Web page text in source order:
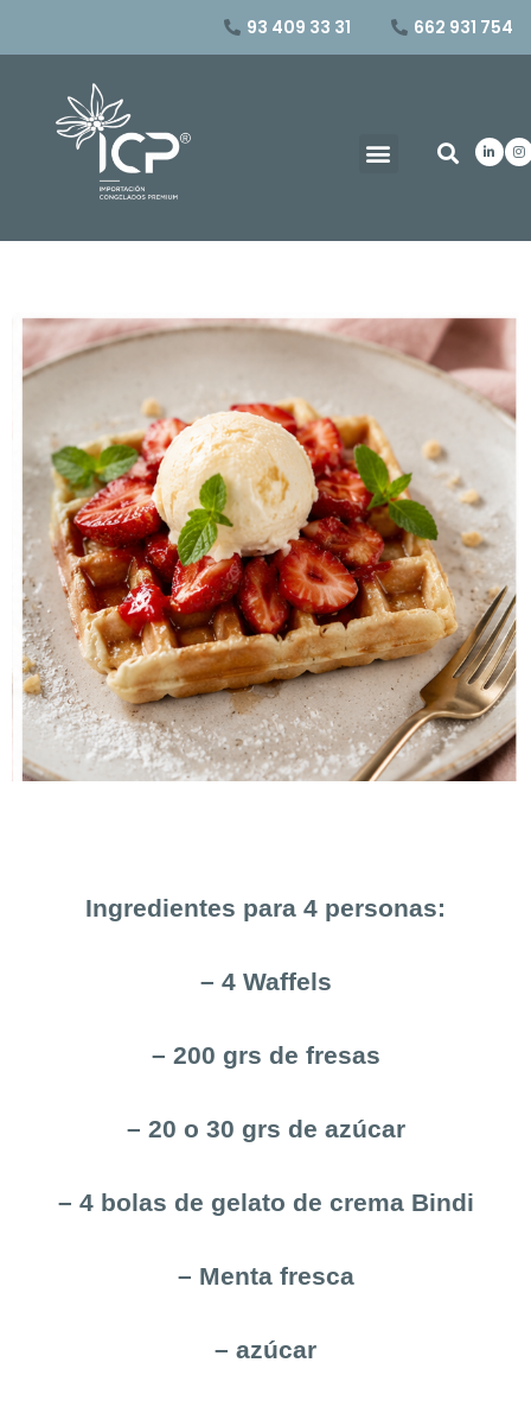
93 409 33 31 662 931 754
Ingredientes para 4 personas:
– 4 Waffels
– 200 grs de fresas
– 20 o 30 grs de azúcar
– 4 bolas de gelato de crema Bindi
– Menta fresca
– azúcar